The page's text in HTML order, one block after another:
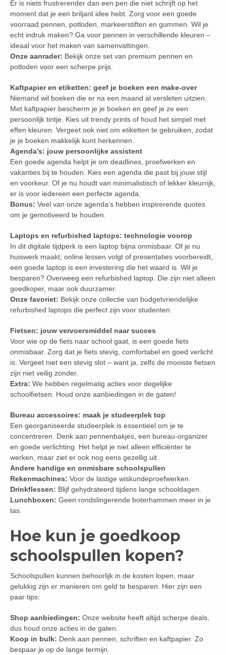
Er is niets frustrerender dan een pen die niet schrijft op het
moment dat je een briljant idee hebt. Zorg voor een goede
voorraad pennen, potloden, markeerstiften en gummen. Wil je
echt indruk maken? Ga voor pennen in verschillende kleuren –
ideaal voor het maken van samenvattingen.
Onze aanrader: Bekijk onze set van premium pennen en
potloden voor een scherpe prijs.
Kaftpapier en etiketten: geef je boeken een make-over
Niemand wil boeken die er na een maand al versleten uitzien.
Met kaftpapier bescherm je je boeken en geef je ze een
persoonlijk tintje. Kies uit trendy prints of houd het simpel met
effen kleuren. Vergeet ook niet om etiketten te gebruiken, zodat
je je boeken makkelijk kunt herkennen.
Agenda’s: jouw persoonlijke assistent
Een goede agenda helpt je om deadlines, proefwerken en
vakanties bij te houden. Kies een agenda die past bij jouw stijl
en voorkeur. Of je nu houdt van minimalistisch of lekker kleurrijk,
er is voor iedereen een perfecte agenda.
Bonus: Veel van onze agenda’s hebben inspirerende quotes
om je gemotiveerd te houden.
Laptops en refurbished laptops: technologie voorop
In dit digitale tijdperk is een laptop bijna onmisbaar. Of je nu
huiswerk maakt, online lessen volgt of presentaties voorbereidt,
een goede laptop is een investering die het waard is. Wil je
besparen? Overweeg een refurbished laptop. Die zijn niet alleen
goedkoper, maar ook duurzamer.
Onze favoriet: Bekijk onze collectie van budgetvriendelijke
refurbished laptops die perfect zijn voor studenten.
Fietsen: jouw vervoersmiddel naar succes
Voor wie op de fiets naar school gaat, is een goede fiets
onmisbaar. Zorg dat je fiets stevig, comfortabel en goed verlicht
is. Vergeet niet een stevig slot – want ja, zelfs de mooiste fietsen
zijn niet veilig zonder.
Extra: We hebben regelmatig acties voor degelijke
schoolfietsen. Houd onze aanbiedingen in de gaten!
Bureau accessoires: maak je studeerplek top
Een georganiseerde studeerplek is essentieel om je te
concentreren. Denk aan pennenbakjes, een bureau-organizer
en goede verlichting. Het helpt je niet alleen efficiënter te
werken, maar ziet er ook nog eens gezellig uit.
Andere handige en onmisbare schoolspullen
Rekenmachines: Voor de lastige wiskundeproefwerken.
Drinkflessen: Blijf gehydrateerd tijdens lange schooldagen.
Lunchboxen: Geen rondslingerende boterhammen meer in je
tas.
Hoe kun je goedkoop
schoolspullen kopen?
Schoolspullen kunnen behoorlijk in de kosten lopen, maar
gelukkig zijn er manieren om geld te besparen. Hier zijn een
paar tips:
Shop aanbiedingen: Onze website heeft altijd scherpe deals,
dus houd onze acties in de gaten.
Koop in bulk: Denk aan pennen, schriften en kaftpapier. Zo
bespaar je op de lange termijn.